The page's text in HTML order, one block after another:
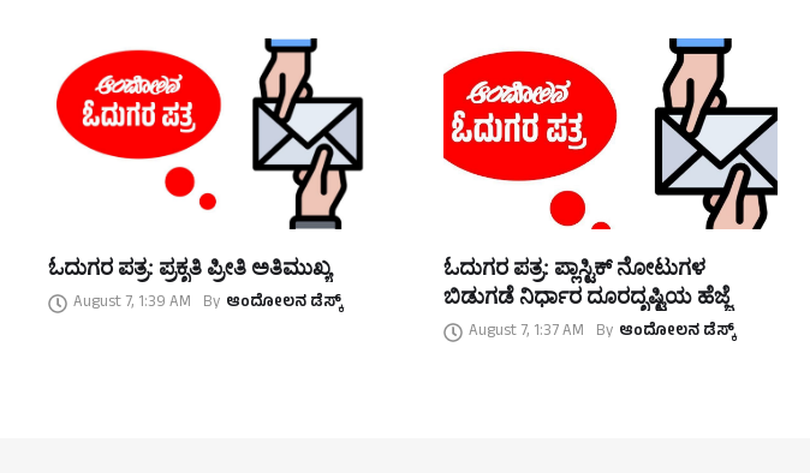
ಓದುಗರ ಪತ್ರ: ಪ್ರಕೃತಿ ಪ್ರೀತಿ ಅತಿಮುಖ್ಯ
August 7, 1:39 AM By ಆಂದೋಲನ ಡೆಸ್ಕ್
ಓದುಗರ ಪತ್ರ: ಪ್ಲಾಸ್ಟಿಕ್ ನೋಟುಗಳ
ಬಿಡುಗಡೆ ನಿರ್ಧಾರ ದೂರದೃಷ್ಟಿಯ ಹೆಜ್ಜೆ
August 7, 1:37 AM By ಆಂದೋಲನ ಡೆಸ್ಕ್